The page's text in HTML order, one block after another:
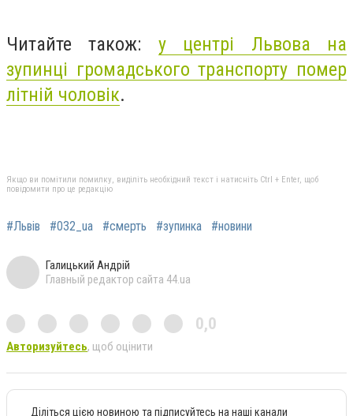
Читайте також: у центрі Львова на
зупинці громадського транспорту помер
літній чоловік.
Якщо ви помітили помилку, виділіть необхідний текст і натисніть Ctrl + Enter, щоб
повідомити про це редакцію
#Львів #032_ua #смерть #зупинка #новини
Галицький Андрій
Главный редактор сайта 44.ua
0,0
Авторизуйтесь, щоб оцінити
Діліться цією новиною та підписуйтесь на наші канали